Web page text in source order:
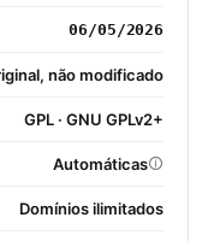
06/05/2026
não modificado
GPL · GNU GPLv2+
Automáticas
Domínios ilimitados